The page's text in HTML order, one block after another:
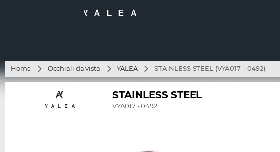
Home Occhiali da vista YALEA STAINLESS STEEL (VYA017 - 0492)
STAINLESS STEEL
VYA017 - 0492